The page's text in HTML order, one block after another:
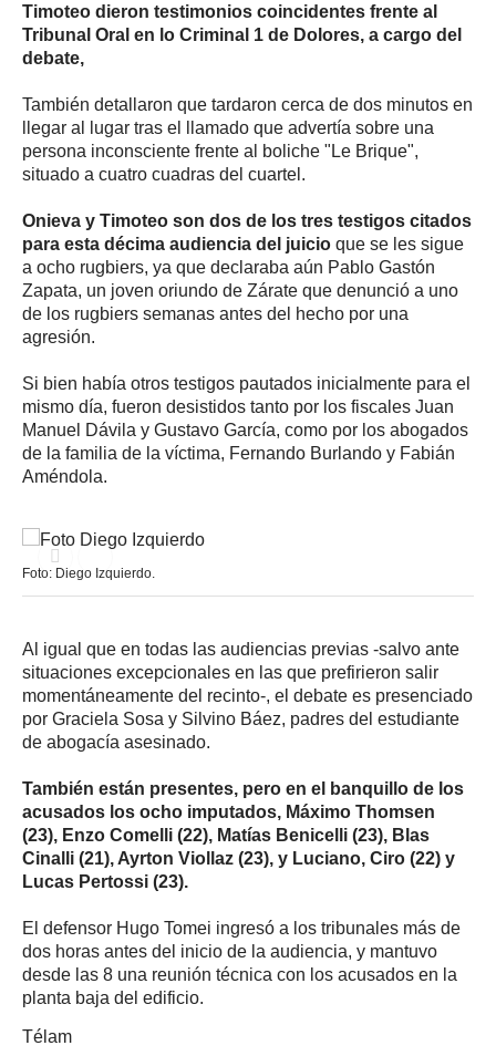
Timoteo dieron testimonios coincidentes frente al
Tribunal Oral en lo Criminal 1 de Dolores, a cargo del
debate,
También detallaron que tardaron cerca de dos minutos en
llegar al lugar tras el llamado que advertía sobre una
persona inconsciente frente al boliche "Le Brique",
situado a cuatro cuadras del cuartel.
Onieva y Timoteo son dos de los tres testigos citados
para esta décima audiencia del juicio que se les sigue
a ocho rugbiers, ya que declaraba aún Pablo Gastón
Zapata, un joven oriundo de Zárate que denunció a uno
de los rugbiers semanas antes del hecho por una
agresión.
Si bien había otros testigos pautados inicialmente para el
mismo día, fueron desistidos tanto por los fiscales Juan
Manuel Dávila y Gustavo García, como por los abogados
de la familia de la víctima, Fernando Burlando y Fabián
Améndola.
Foto: Diego Izquierdo.
Al igual que en todas las audiencias previas -salvo ante
situaciones excepcionales en las que prefirieron salir
momentáneamente del recinto-, el debate es presenciado
por Graciela Sosa y Silvino Báez, padres del estudiante
de abogacía asesinado.
También están presentes, pero en el banquillo de los
acusados los ocho imputados, Máximo Thomsen
(23), Enzo Comelli (22), Matías Benicelli (23), Blas
Cinalli (21), Ayrton Viollaz (23), y Luciano, Ciro (22) y
Lucas Pertossi (23).
El defensor Hugo Tomei ingresó a los tribunales más de
dos horas antes del inicio de la audiencia, y mantuvo
desde las 8 una reunión técnica con los acusados en la
planta baja del edificio.
Télam